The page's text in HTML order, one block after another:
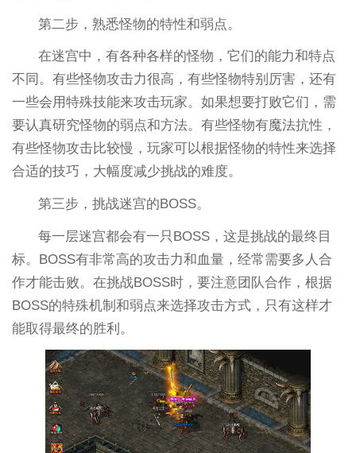
第二步，熟悉怪物的特性和弱点。
在迷宫中，有各种各样的怪物，它们的能力和特点
不同。有些怪物攻击力很高，有些怪物特别厉害，还有
一些会用特殊技能来攻击玩家。如果想要打败它们，需
要认真研究怪物的弱点和方法。有些怪物有魔法抗性，
有些怪物攻击比较慢，玩家可以根据怪物的特性来选择
合适的技巧，大幅度减少挑战的难度。
第三步，挑战迷宫的BOSS。
每一层迷宫都会有一只BOSS，这是挑战的最终目
标。BOSS有非常高的攻击力和血量，经常需要多人合
作才能击败。在挑战BOSS时，要注意团队合作，根据
BOSS的特殊机制和弱点来选择攻击方式，只有这样才
能取得最终的胜利。